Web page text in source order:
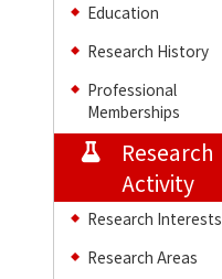
◆ Education
◆ Research History
◆
Professional
Memberships
Research
Activity
◆ Research Interests
◆ Research Areas